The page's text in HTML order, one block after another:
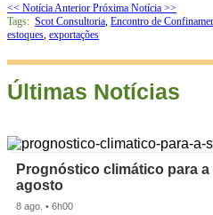
<< Notícia Anterior Próxima Notícia >>
Tags: Scot Consultoria, Encontro de
estoques, exportações
Últimas Notícias
Prognóstico climático para
agosto
8 ago. • 6h00